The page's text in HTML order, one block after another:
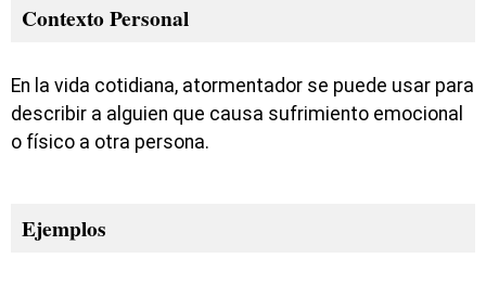
Contexto Personal
En la vida cotidiana, atormentador se puede usar para
describir a alguien que causa sufrimiento emocional
o físico a otra persona.
Ejemplos